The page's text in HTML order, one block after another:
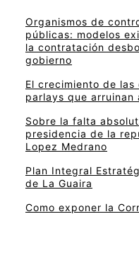
Organismos de
públicas: modelos
la contratación
gobierno
El crecimiento de
parlays que arruinan
Sobre la falta
presidencia de la
Lopez Medrano
Plan Integral
de La Guaira
Como exponer la